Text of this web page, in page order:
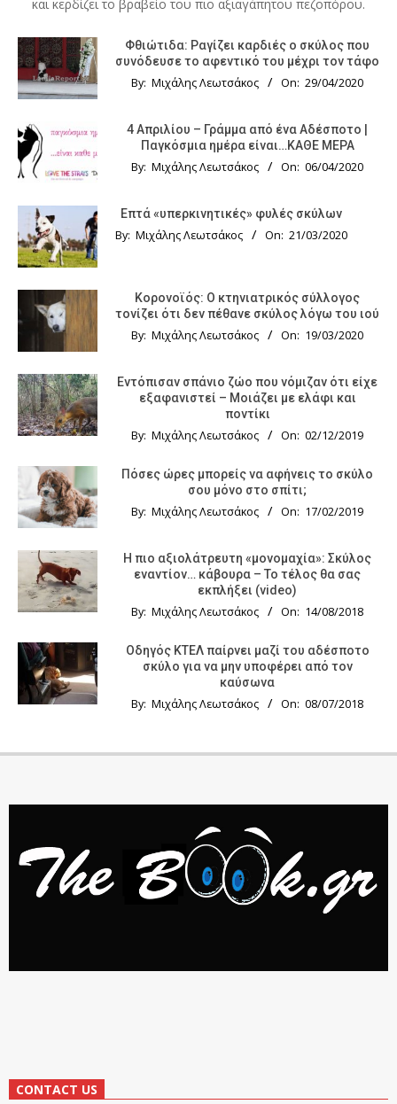
και κερδίζει το βραβείο του πιο αξιαγάπητου πεζοπόρου.
Φθιώτιδα: Ραγίζει καρδιές ο σκύλος που
συνόδευσε το αφεντικό του μέχρι τον τάφο
By: Μιχάλης Λεωτσάκος On: 29/04/2020
4 Απριλίου – Γράμμα από ένα Αδέσποτο |
Παγκόσμια ημέρα είναι…ΚΑΘΕ ΜΕΡΑ
By: Μιχάλης Λεωτσάκος On: 06/04/2020
Επτά «υπερκινητικές» φυλές σκύλων
By: Μιχάλης Λεωτσάκος On: 21/03/2020
Κορονοϊός: Ο κτηνιατρικός σύλλογος
τονίζει ότι δεν πέθανε σκύλος λόγω του ιού
By: Μιχάλης Λεωτσάκος On: 19/03/2020
Εντόπισαν σπάνιο ζώο που νόμιζαν ότι είχε
εξαφανιστεί – Μοιάζει με ελάφι και
ποντίκι
By: Μιχάλης Λεωτσάκος On: 02/12/2019
Πόσες ώρες μπορείς να αφήνεις το σκύλο
σου μόνο στο σπίτι;
By: Μιχάλης Λεωτσάκος On: 17/02/2019
Η πιο αξιολάτρευτη «μονομαχία»: Σκύλος
εναντίον… κάβουρα – Το τέλος θα σας
εκπλήξει (video)
By: Μιχάλης Λεωτσάκος On: 14/08/2018
Οδηγός KTΕΛ παίρνει μαζί του αδέσποτο
σκύλο για να μην υποφέρει από τον
καύσωνα
By: Μιχάλης Λεωτσάκος On: 08/07/2018
CONTACT US